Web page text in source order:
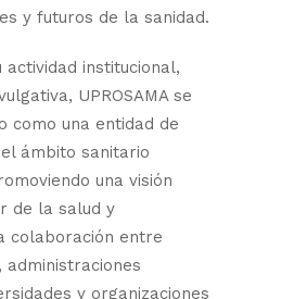
y futuros de la sanidad.
actividad institucional,
UPROSAMA se
como una entidad de
ámbito sanitario
una visión
de la salud y
colaboración entre
y organizaciones